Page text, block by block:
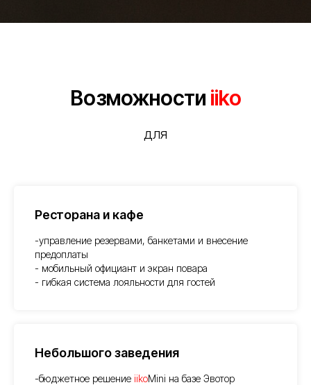
Возможности iiko
для
Ресторана и кафе
-управление резервами, банкетами и внесение
предоплаты
- мобильный официант и экран повара
- гибкая система лояльности для гостей
Небольшого заведения
-бюджетное решение iikoMini на базе Эвотор